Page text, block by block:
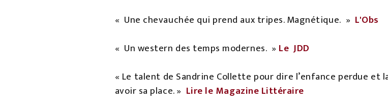
« Une chevauchée qui prend aux tripes. Magnétique. » L'Obs
« Un western des temps modernes. » Le JDD
« Le talent de Sandrine Collette pour dire l’enfance perdue et
avoir sa place. » Lire le Magazine Littéraire